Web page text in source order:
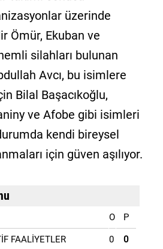
üzerinde
Ömür, Ekuban ve
silahları bulunan
Avcı, bu isimlere
Bilal Başacıkoğlu,
ve Afobe gibi isimleri
kendi bireysel
için güven aşılıyor.
O P
FAALİYETLER 0 0